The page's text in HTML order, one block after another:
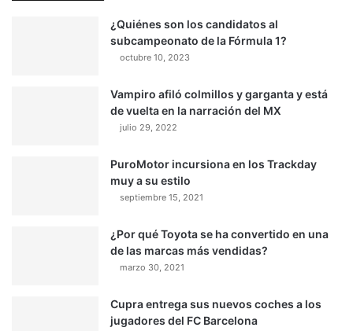
¿Quiénes son los candidatos al
subcampeonato de la Fórmula 1?
octubre 10, 2023
Vampiro afiló colmillos y garganta y está
de vuelta en la narración del MX
julio 29, 2022
PuroMotor incursiona en los Trackday
muy a su estilo
septiembre 15, 2021
¿Por qué Toyota se ha convertido en una
de las marcas más vendidas?
marzo 30, 2021
Cupra entrega sus nuevos coches a los
jugadores del FC Barcelona